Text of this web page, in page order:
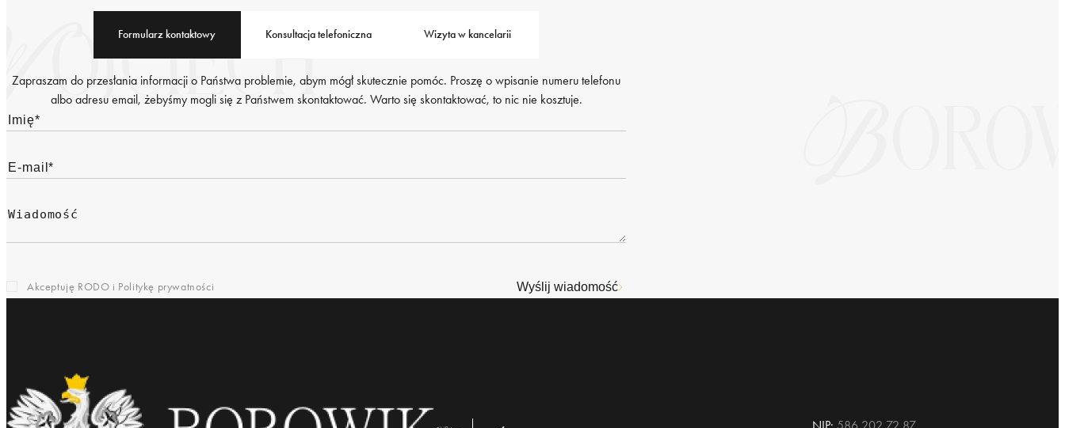
Formularz kontaktowy Konsultacja telefoniczna Wizyta w kancelarii
Zapraszam do przesłania informacji o Państwa problemie, abym mógł skutecznie pomóc. Proszę o wpisanie numeru telefonu
albo adresu email, żebyśmy mogli się z Państwem skontaktować. Warto się skontaktować, to nic nie kosztuje.
Akceptuję RODO i Politykę prywatności Wyślij wiadomość